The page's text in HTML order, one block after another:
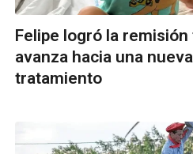
Felipe logró la
avanza hacia una
tratamiento